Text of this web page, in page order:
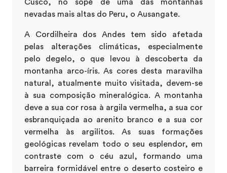
Cusco, no sopé de uma das montanhas
nevadas mais altas do Peru, o Ausangate.
A Cordilheira dos Andes tem sido afetada
pelas alterações climáticas, especialmente
pelo degelo, o que levou à descoberta da
montanha arco-íris. As cores desta maravilha
natural, atualmente muito visitada, devem-se
à sua composição mineralógica. A montanha
deve a sua cor rosa à argila vermelha, a sua cor
esbranquiçada ao arenito branco e a sua cor
vermelha às argilitos. As suas formações
geológicas revelam todo o seu esplendor, em
contraste com o céu azul, formando uma
barreira formidável entre o deserto costeiro e